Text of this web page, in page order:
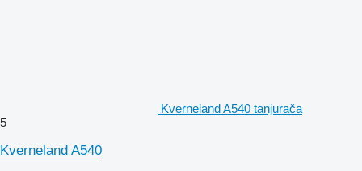
Kverneland A540 tanjurača
5
Kverneland A540